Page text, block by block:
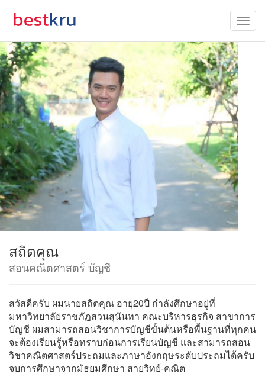
สถิตคุณ
สอนคณิตศาสตร์ บัญชี
สวัสดีครับ ผมนายสถิตคุณ อายุ20ปี กำลังศึกษาอยู่ที่
มหาวิทยาลัยราชภัฏสวนสุนันทา คณะบริหารธุรกิจ สาขาการ
บัญชี ผมสามารถสอนวิชาการบัญชีขั้นต้นหรือพื้นฐานที่ทุกคน
จะต้องเรียนรู้หรือทราบก่อนการเรียนบัญชี และสามารถสอน
วิชาคณิตศาสตร์ประถมและภาษาอังกฤษระดับประถมได้ครับ
จบการศึกษาจากมัธยมศึกษา สายวิทย์-คณิต